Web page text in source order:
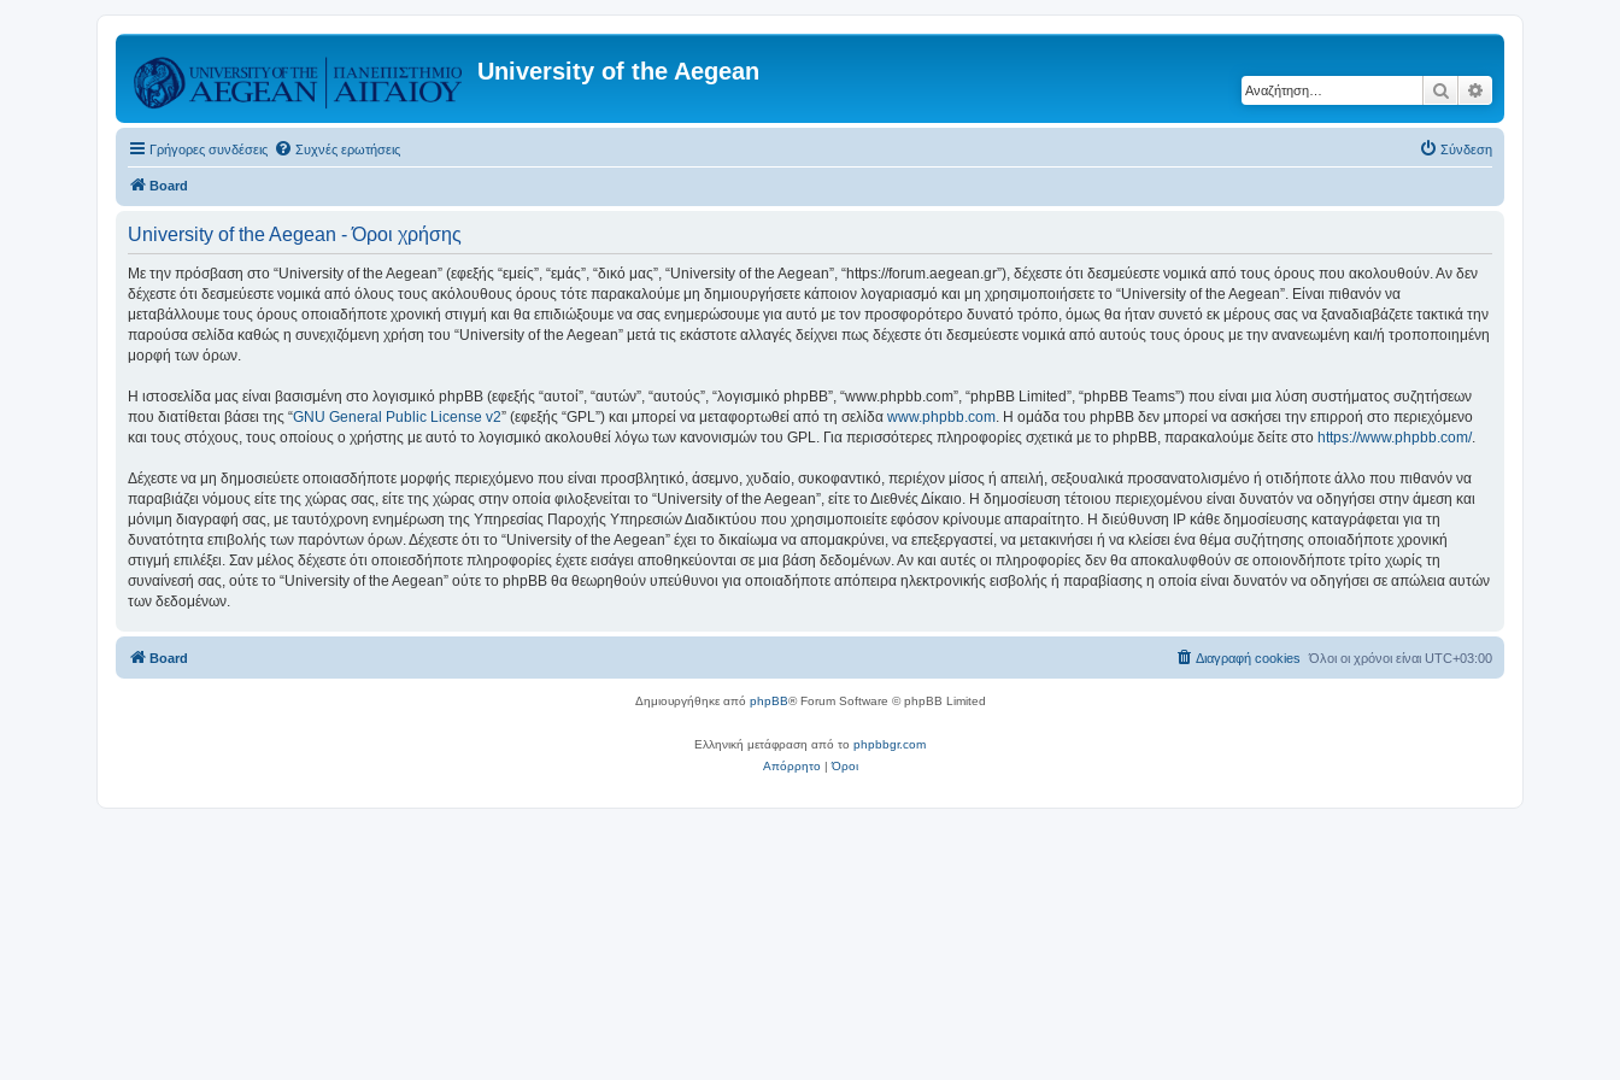
University of the Aegean
Αναζήτηση
Γρήγορες συνδέσεις Συχνές ερωτήσεις Σύνδεση
Board
University of the Aegean - Όροι χρήσης
Με την πρόσβαση στο “University of the Aegean” (εφεξής “εμείς”, “εμάς”, “δικό μας”, “University of the Aegean”, “https://forum.aegean.gr”), δέχεστε ότι δεσμεύεστε νομικά από τους όρους που ακολουθούν. Αν δεν
δέχεστε ότι δεσμεύεστε νομικά από όλους τους ακόλουθους όρους τότε παρακαλούμε μη δημιουργήσετε κάποιον λογαριασμό και μη χρησιμοποιήσετε το “University of the Aegean”. Είναι πιθανόν να
μεταβάλλουμε τους όρους οποιαδήποτε χρονική στιγμή και θα επιδιώξουμε να σας ενημερώσουμε για αυτό με τον προσφορότερο δυνατό τρόπο, όμως θα ήταν συνετό εκ μέρους σας να ξαναδιαβάζετε τακτικά την
παρούσα σελίδα καθώς η συνεχιζόμενη χρήση του “University of the Aegean” μετά τις εκάστοτε αλλαγές δείχνει πως δέχεστε ότι δεσμεύεστε νομικά από αυτούς τους όρους με την ανανεωμένη και/ή τροποποιημένη
μορφή των όρων.
Η ιστοσελίδα μας είναι βασισμένη στο λογισμικό phpBB (εφεξής “αυτοί”, “αυτών”, “αυτούς”, “λογισμικό phpBB”, “www.phpbb.com”, “phpBB Limited”, “phpBB Teams”) που είναι μια λύση συστήματος συζητήσεων
που διατίθεται βάσει της “GNU General Public License v2” (εφεξής “GPL”) και μπορεί να μεταφορτωθεί από τη σελίδα www.phpbb.com. Η ομάδα του phpBB δεν μπορεί να ασκήσει την επιρροή στο περιεχόμενο
και τους στόχους, τους οποίους ο χρήστης με αυτό το λογισμικό ακολουθεί λόγω των κανονισμών του GPL. Για περισσότερες πληροφορίες σχετικά με το phpBB, παρακαλούμε δείτε στο https://www.phpbb.com/.
Δέχεστε να μη δημοσιεύετε οποιασδήποτε μορφής περιεχόμενο που είναι προσβλητικό, άσεμνο, χυδαίο, συκοφαντικό, περιέχον μίσος ή απειλή, σεξουαλικά προσανατολισμένο ή οτιδήποτε άλλο που πιθανόν να
παραβιάζει νόμους είτε της χώρας σας, είτε της χώρας στην οποία φιλοξενείται το “University of the Aegean”, είτε το Διεθνές Δίκαιο. Η δημοσίευση τέτοιου περιεχομένου είναι δυνατόν να οδηγήσει στην άμεση και
μόνιμη διαγραφή σας, με ταυτόχρονη ενημέρωση της Υπηρεσίας Παροχής Υπηρεσιών Διαδικτύου που χρησιμοποιείτε εφόσον κρίνουμε απαραίτητο. Η διεύθυνση IP κάθε δημοσίευσης καταγράφεται για τη
δυνατότητα επιβολής των παρόντων όρων. Δέχεστε ότι το “University of the Aegean” έχει το δικαίωμα να απομακρύνει, να επεξεργαστεί, να μετακινήσει ή να κλείσει ένα θέμα συζήτησης οποιαδήποτε χρονική
στιγμή επιλέξει. Σαν μέλος δέχεστε ότι οποιεσδήποτε πληροφορίες έχετε εισάγει αποθηκεύονται σε μια βάση δεδομένων. Αν και αυτές οι πληροφορίες δεν θα αποκαλυφθούν σε οποιονδήποτε τρίτο χωρίς τη
συναίνεσή σας, ούτε το “University of the Aegean” ούτε το phpBB θα θεωρηθούν υπεύθυνοι για οποιαδήποτε απόπειρα ηλεκτρονικής εισβολής ή παραβίασης η οποία είναι δυνατόν να οδηγήσει σε απώλεια αυτών
των δεδομένων.
Board Όλοι οι χρόνοι είναι UTC+03:00
Διαγραφή cookies
Δημιουργήθηκε από phpBB® Forum Software © phpBB Limited
Ελληνική μετάφραση από το phpbbgr.com
Απόρρητο|Όροι